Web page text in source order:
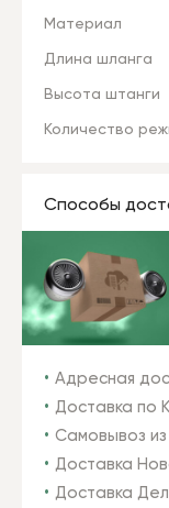
Материал
Длина шланга
Высота штанги
Количество
Способы
Адресная
Доставка по
Самовывоз
Доставка
Доставка